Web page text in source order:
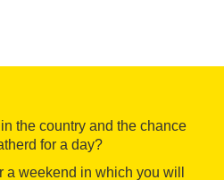
the country and the chance
for a day?
a weekend in which you will